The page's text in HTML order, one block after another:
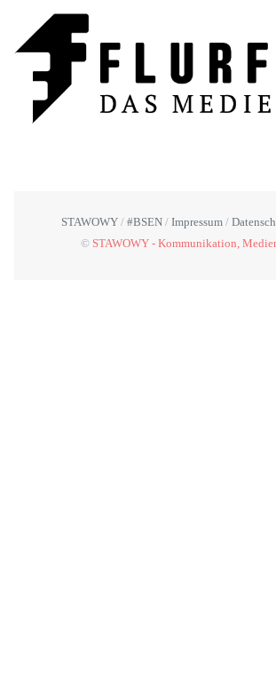
STAWOWY #BSEN Impressum
© STAWOWY - Kommunikation,